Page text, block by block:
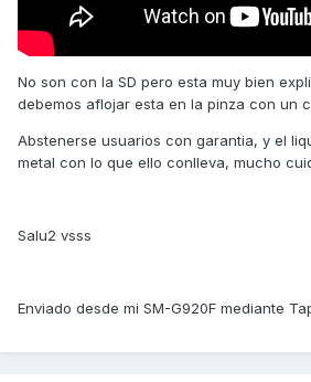
No son con la SD pero esta muy bien
debemos aflojar esta en la pinza con un
Abstenerse usuarios con garantia, y el
metal con lo que ello conlleva, mucho
Salu2 vsss
Enviado desde mi SM-G920F mediante